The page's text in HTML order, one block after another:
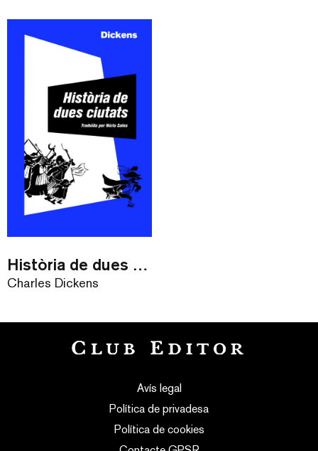
Història de dues ciutats
Charles Dickens
Avís legal
Política de privadesa
Política de cookies